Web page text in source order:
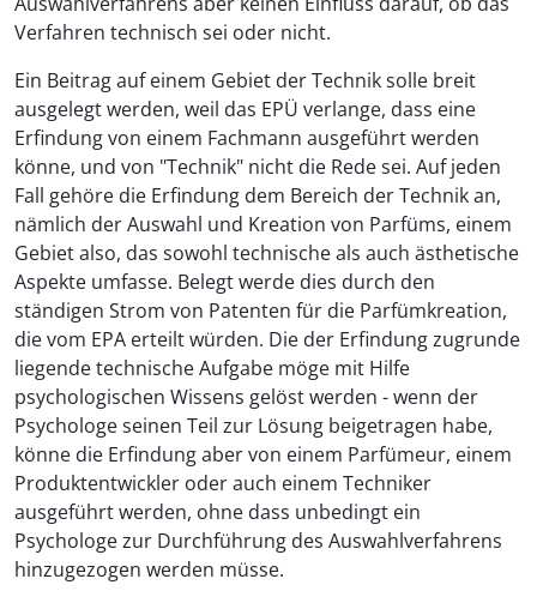
Verfahren technisch sei oder nicht.
Ein Beitrag auf einem Gebiet der Technik solle breit
ausgelegt werden, weil das EPÜ verlange, dass eine
Erfindung von einem Fachmann ausgeführt werden
könne, und von "Technik" nicht die Rede sei. Auf jeden
Fall gehöre die Erfindung dem Bereich der Technik an,
nämlich der Auswahl und Kreation von Parfüms, einem
Gebiet also, das sowohl technische als auch ästhetische
Aspekte umfasse. Belegt werde dies durch den
ständigen Strom von Patenten für die Parfümkreation,
die vom EPA erteilt würden. Die der Erfindung zugrunde
liegende technische Aufgabe möge mit Hilfe
psychologischen Wissens gelöst werden - wenn der
Psychologe seinen Teil zur Lösung beigetragen habe,
könne die Erfindung aber von einem Parfümeur, einem
Produktentwickler oder auch einem Techniker
ausgeführt werden, ohne dass unbedingt ein
Psychologe zur Durchführung des Auswahlverfahrens
hinzugezogen werden müsse.